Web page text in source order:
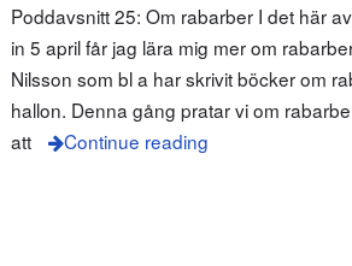
Poddavsnitt 25: Om rabarber I det här
in 5 april får jag lära mig mer om
Nilsson som bl a har skrivit böcker om
hallon. Denna gång pratar vi om
att
Continue reading